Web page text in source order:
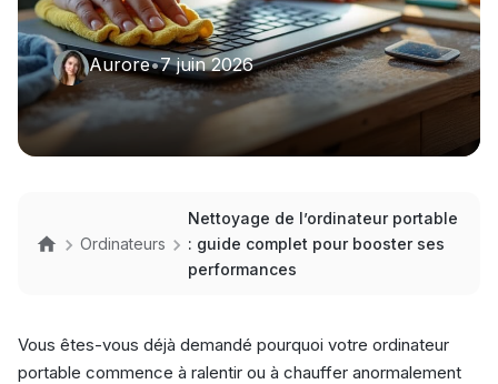
Aurore•7 juin 2026
Ordinateurs
Nettoyage de l’ordinateur portable
: guide complet pour booster ses
performances
Vous êtes-vous déjà demandé pourquoi votre ordinateur
portable commence à ralentir ou à chauffer anormalement